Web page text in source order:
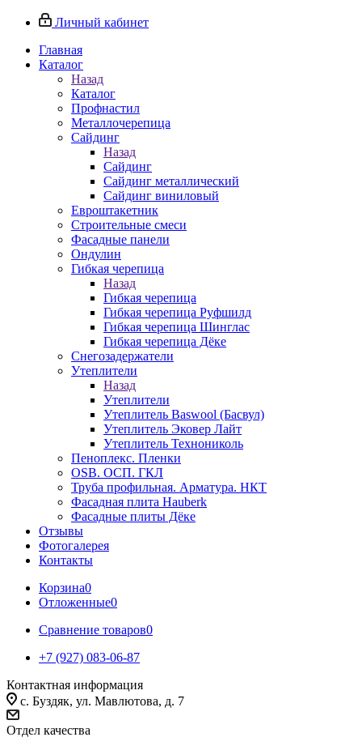
Личный кабинет
Главная
Каталог
Назад
Каталог
Профнастил
Металлочерепица
Сайдинг
Назад
Сайдинг
Сайдинг металлический
Сайдинг виниловый
Евроштакетник
Строительные смеси
Фасадные панели
Ондулин
Гибкая черепица
Назад
Гибкая черепица
Гибкая черепица Руфшилд
Гибкая черепица Шинглас
Гибкая черепица Дёке
Снегозадержатели
Утеплители
Назад
Утеплители
Утеплитель Baswool (Басвул)
Утеплитель Эковер Лайт
Утеплитель Технониколь
Пеноплекс. Пленки
OSB. ОСП. ГКЛ
Труба профильная. Арматура. НКТ
Фасадная плита Hauberk
Фасадные плиты Дёке
Отзывы
Фотогалерея
Контакты
Корзина0
Отложенные0
Сравнение товаров0
+7 (927) 083-06-87
Контактная информация
c. Буздяк, ул. Мавлютова, д. 7
Отдел качества